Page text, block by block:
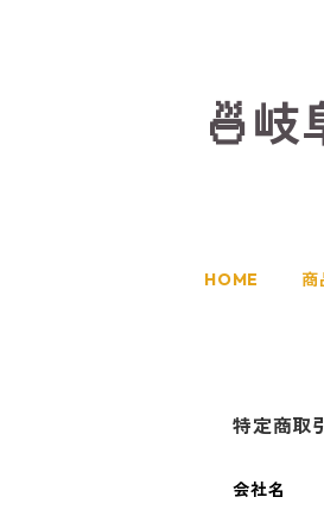
🍜岐
HOME 商
特定商取
会社名